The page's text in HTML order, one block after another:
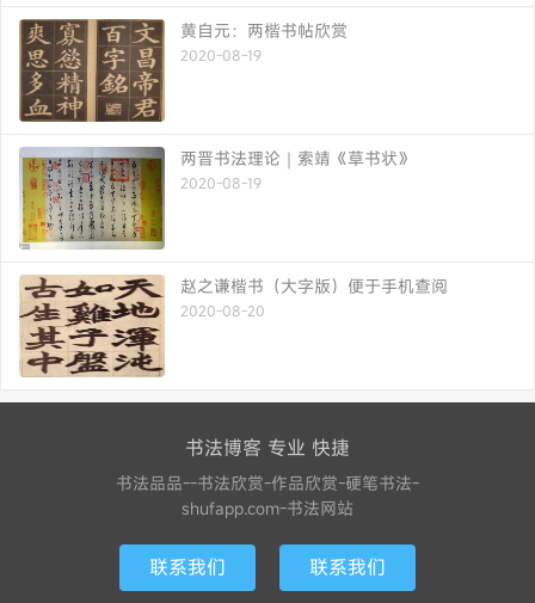
黄自元：两楷书帖欣赏
2020-08-19
两晋书法理论｜索靖《草书状》
2020-08-19
赵之谦楷书（大字版）便于手机查阅
2020-08-20
书法博客 专业 快捷
书法品品--书法欣赏-作品欣赏-硬笔书法-
shufapp.com-书法网站
联系我们 联系我们